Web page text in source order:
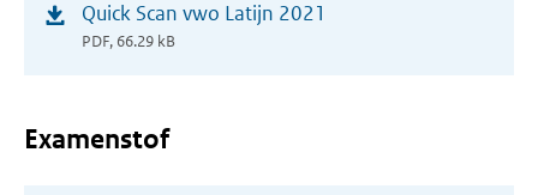
Quick Scan vwo Latijn 2021
PDF, 66.29 kB
Examenstof